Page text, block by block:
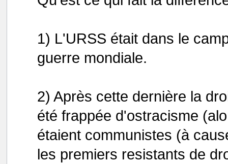
1) L'URSS était dans le
guerre mondiale.
2) Après cette dernière la
été frappée d'ostracisme
étaient communistes (à
les premiers resistants de